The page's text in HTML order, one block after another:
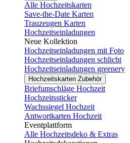
Alle Hochzeitskarten
Save-the-Date Karten
Trauzeugen Karten
Hochzeitseinladungen
Neue Kollektion
Hochzeitseinladungen mit Foto
Hochzeitseinladungen schlicht
Hochzeitseinladungen greenery
Hochzeitskarten Zubehör
Briefumschläge Hochzeit
Hochzeitssticker
Wachssiegel Hochzeit
Antwortkarten Hochzeit
Eventplattform
Alle Hochzeitsdeko & Extras